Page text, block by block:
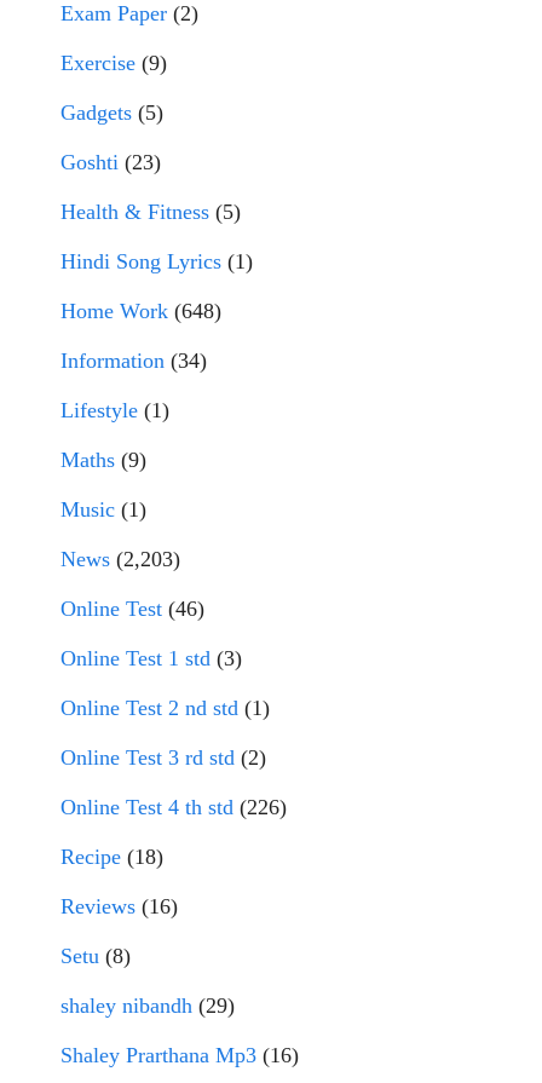
Exam Paper (2)
Exercise (9)
Gadgets (5)
Goshti (23)
Health & Fitness (5)
Hindi Song Lyrics (1)
Home Work (648)
Information (34)
Lifestyle (1)
Maths (9)
Music (1)
News (2,203)
Online Test (46)
Online Test 1 std (3)
Online Test 2 nd std (1)
Online Test 3 rd std (2)
Online Test 4 th std (226)
Recipe (18)
Reviews (16)
Setu (8)
shaley nibandh (29)
Shaley Prarthana Mp3 (16)